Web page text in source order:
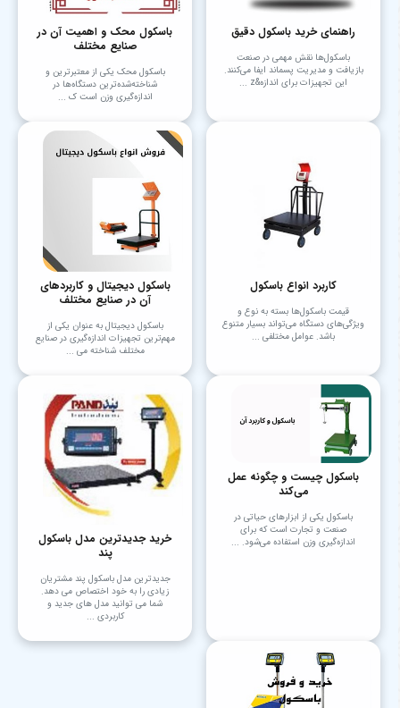
راهنمای خرید باسکول دقیق
باسکول‌ها نقش مهمی در صنعت
بازیافت و مدیریت پسماند ایفا می‌کنند.
این تجهیزات برای اندازه&z ...
باسکول محک و اهمیت آن در
صنایع مختلف
باسکول محک یکی از معتبرترین و
شناخته‌شده‌ترین دستگاه‌ها در
اندازه‌گیری وزن است ک ...
کاربرد انواع باسکول
قیمت باسکول‌ها بسته به نوع و
ویژگی‌های دستگاه می‌تواند بسیار متنوع
باشد. عوامل مختلفی ...
باسکول دیجیتال و کاربردهای
آن در صنایع مختلف
باسکول دیجیتال به عنوان یکی از
مهم‌ترین تجهیزات اندازه‌گیری در صنایع
مختلف شناخته می‌ ...
باسکول چیست و چگونه عمل
می‌کند
باسکول یکی از ابزارهای حیاتی در
صنعت و تجارت است که برای
اندازه‌گیری وزن استفاده می‌شود. ...
خرید جدیدترین مدل باسکول
پند
جدیدترین مدل باسکول پند مشتریان
زیادی را به خود اختصاص می دهد.
شما می توانید مدل های جدید و
کاربردی ...